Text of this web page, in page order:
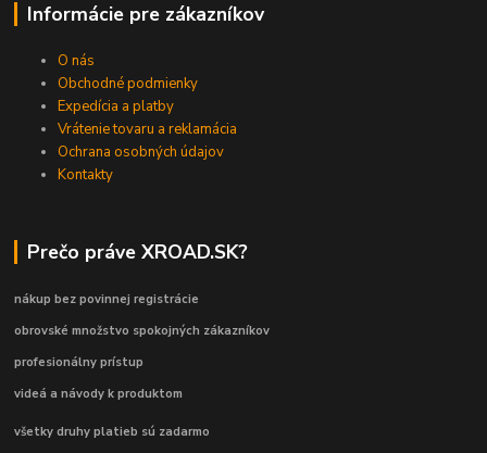
Informácie pre zákazníkov
O nás
Obchodné podmienky
Expedícia a platby
Vrátenie tovaru a reklamácia
Ochrana osobných údajov
Kontakty
Prečo práve XROAD.SK?
nákup bez povinnej registrácie
obrovské množstvo spokojných zákazníkov
profesionálny prístup
videá a návody k produktom
všetky druhy platieb sú zadarmo